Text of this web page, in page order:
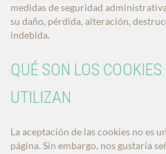
medidas de seguridad
su daño, pérdida, alteración,
indebida.
QUÉ SON LOS
UTILIZAN
La aceptación de las cookies no es
página. Sin embargo, nos gustaría